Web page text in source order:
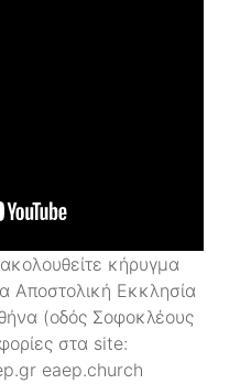
κήρυγμα
Αποστολική Εκκλησία
(οδός Σοφοκλέους
στα site:
eaep.church